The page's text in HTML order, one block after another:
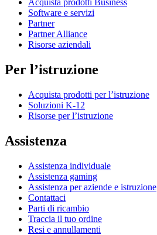
Acquista prodotti Business
Software e servizi
Partner
Partner Alliance
Risorse aziendali
Per l’istruzione
Acquista prodotti per l’istruzione
Soluzioni K-12
Risorse per l’istruzione
Assistenza
Assistenza individuale
Assistenza gaming
Assistenza per aziende e istruzione
Contattaci
Parti di ricambio
Traccia il tuo ordine
Resi e annullamenti